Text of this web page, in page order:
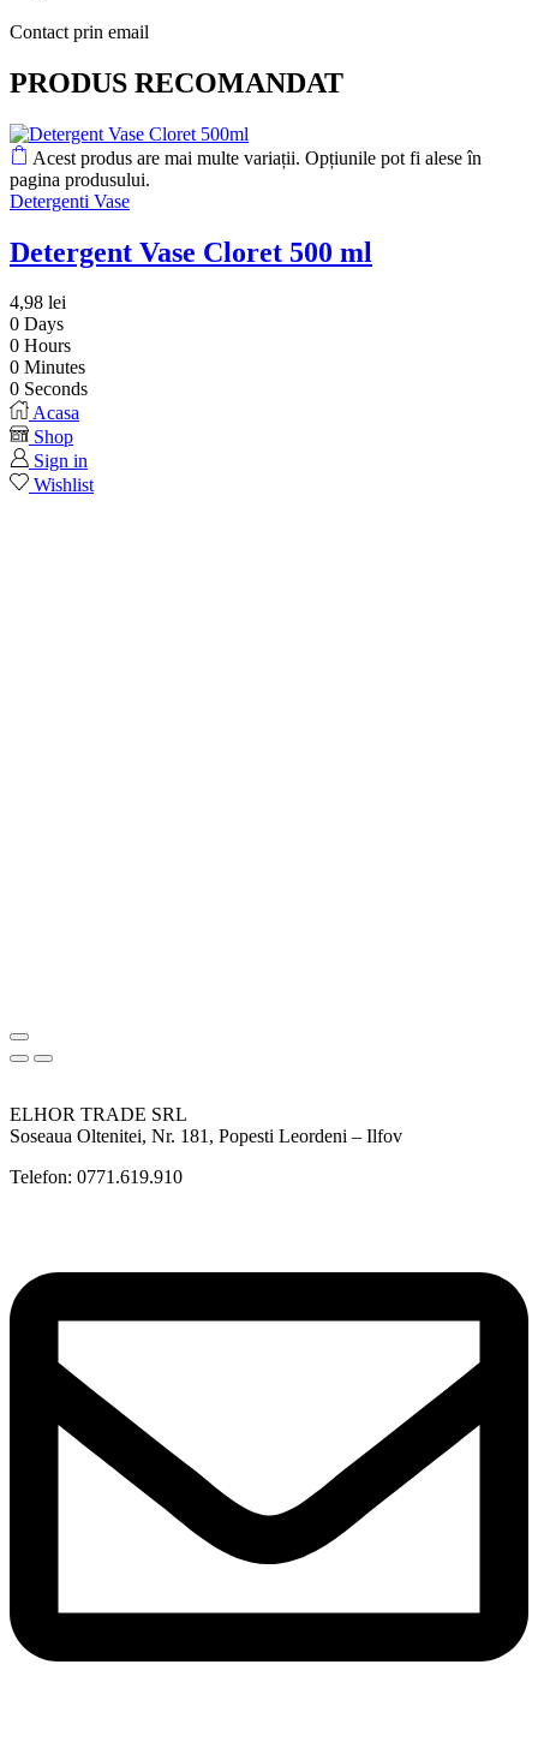
Contact prin email
PRODUS RECOMANDAT
Acest produs are mai multe variații. Opțiunile pot fi alese în
pagina produsului.
Detergenti Vase
Detergent Vase Cloret 500 ml
4,98 lei
0 Days
0 Hours
0 Minutes
0 Seconds
Acasa
Shop
Sign in
Wishlist
ELHOR TRADE SRL
Soseaua Oltenitei, Nr. 181, Popesti Leordeni – Ilfov
Telefon: 0771.619.910